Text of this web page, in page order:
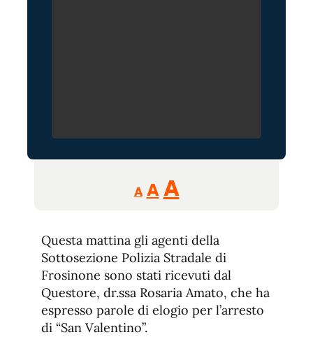
A
Reducir
tamaño
A Restablecer
fuente
AAumentar
de
fuente.
Questa mattina gli agenti della
Sottosezione Polizia Stradale di
Frosinone sono stati ricevuti dal
Questore, dr.ssa Rosaria Amato, che ha
espresso parole di elogio per l’arresto
di “San Valentino”.